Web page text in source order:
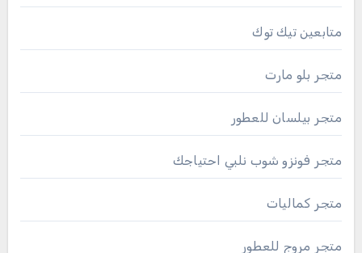
متابعين تيك توك
متجر بلو مارت
متجر بيلسان للعطور
متجر فونزو شوب نلبي احتياجك
متجر كماليات
متجر مروج للعطور